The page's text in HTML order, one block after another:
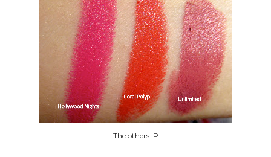
The others :P